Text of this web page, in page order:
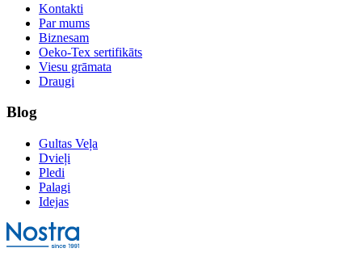
Kontakti
Par mums
Biznesam
Oeko-Tex sertifikāts
Viesu grāmata
Draugi
Blog
Gultas Veļa
Dvieļi
Pledi
Palagi
Idejas